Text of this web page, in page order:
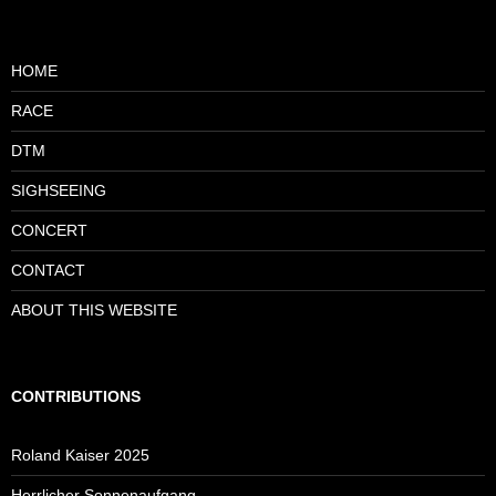
HOME
RACE
DTM
SIGHSEEING
CONCERT
CONTACT
ABOUT THIS WEBSITE
CONTRIBUTIONS
Roland Kaiser 2025